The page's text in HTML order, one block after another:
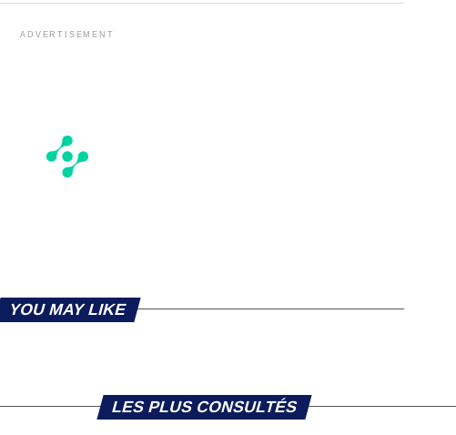
ADVERTISEMENT
YOU MAY LIKE
LES PLUS CONSULTÉS